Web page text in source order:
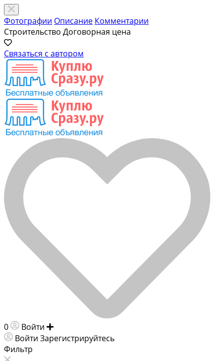
Фотографии Описание Комментарии
Строительство Договорная цена
Связаться с автором
0 Войти
Войти Зарегистрируйтесь
Фильтр